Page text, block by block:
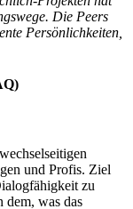
Die Peers
Persönlichkeiten,
und Profis. Ziel
zu
dem, was das